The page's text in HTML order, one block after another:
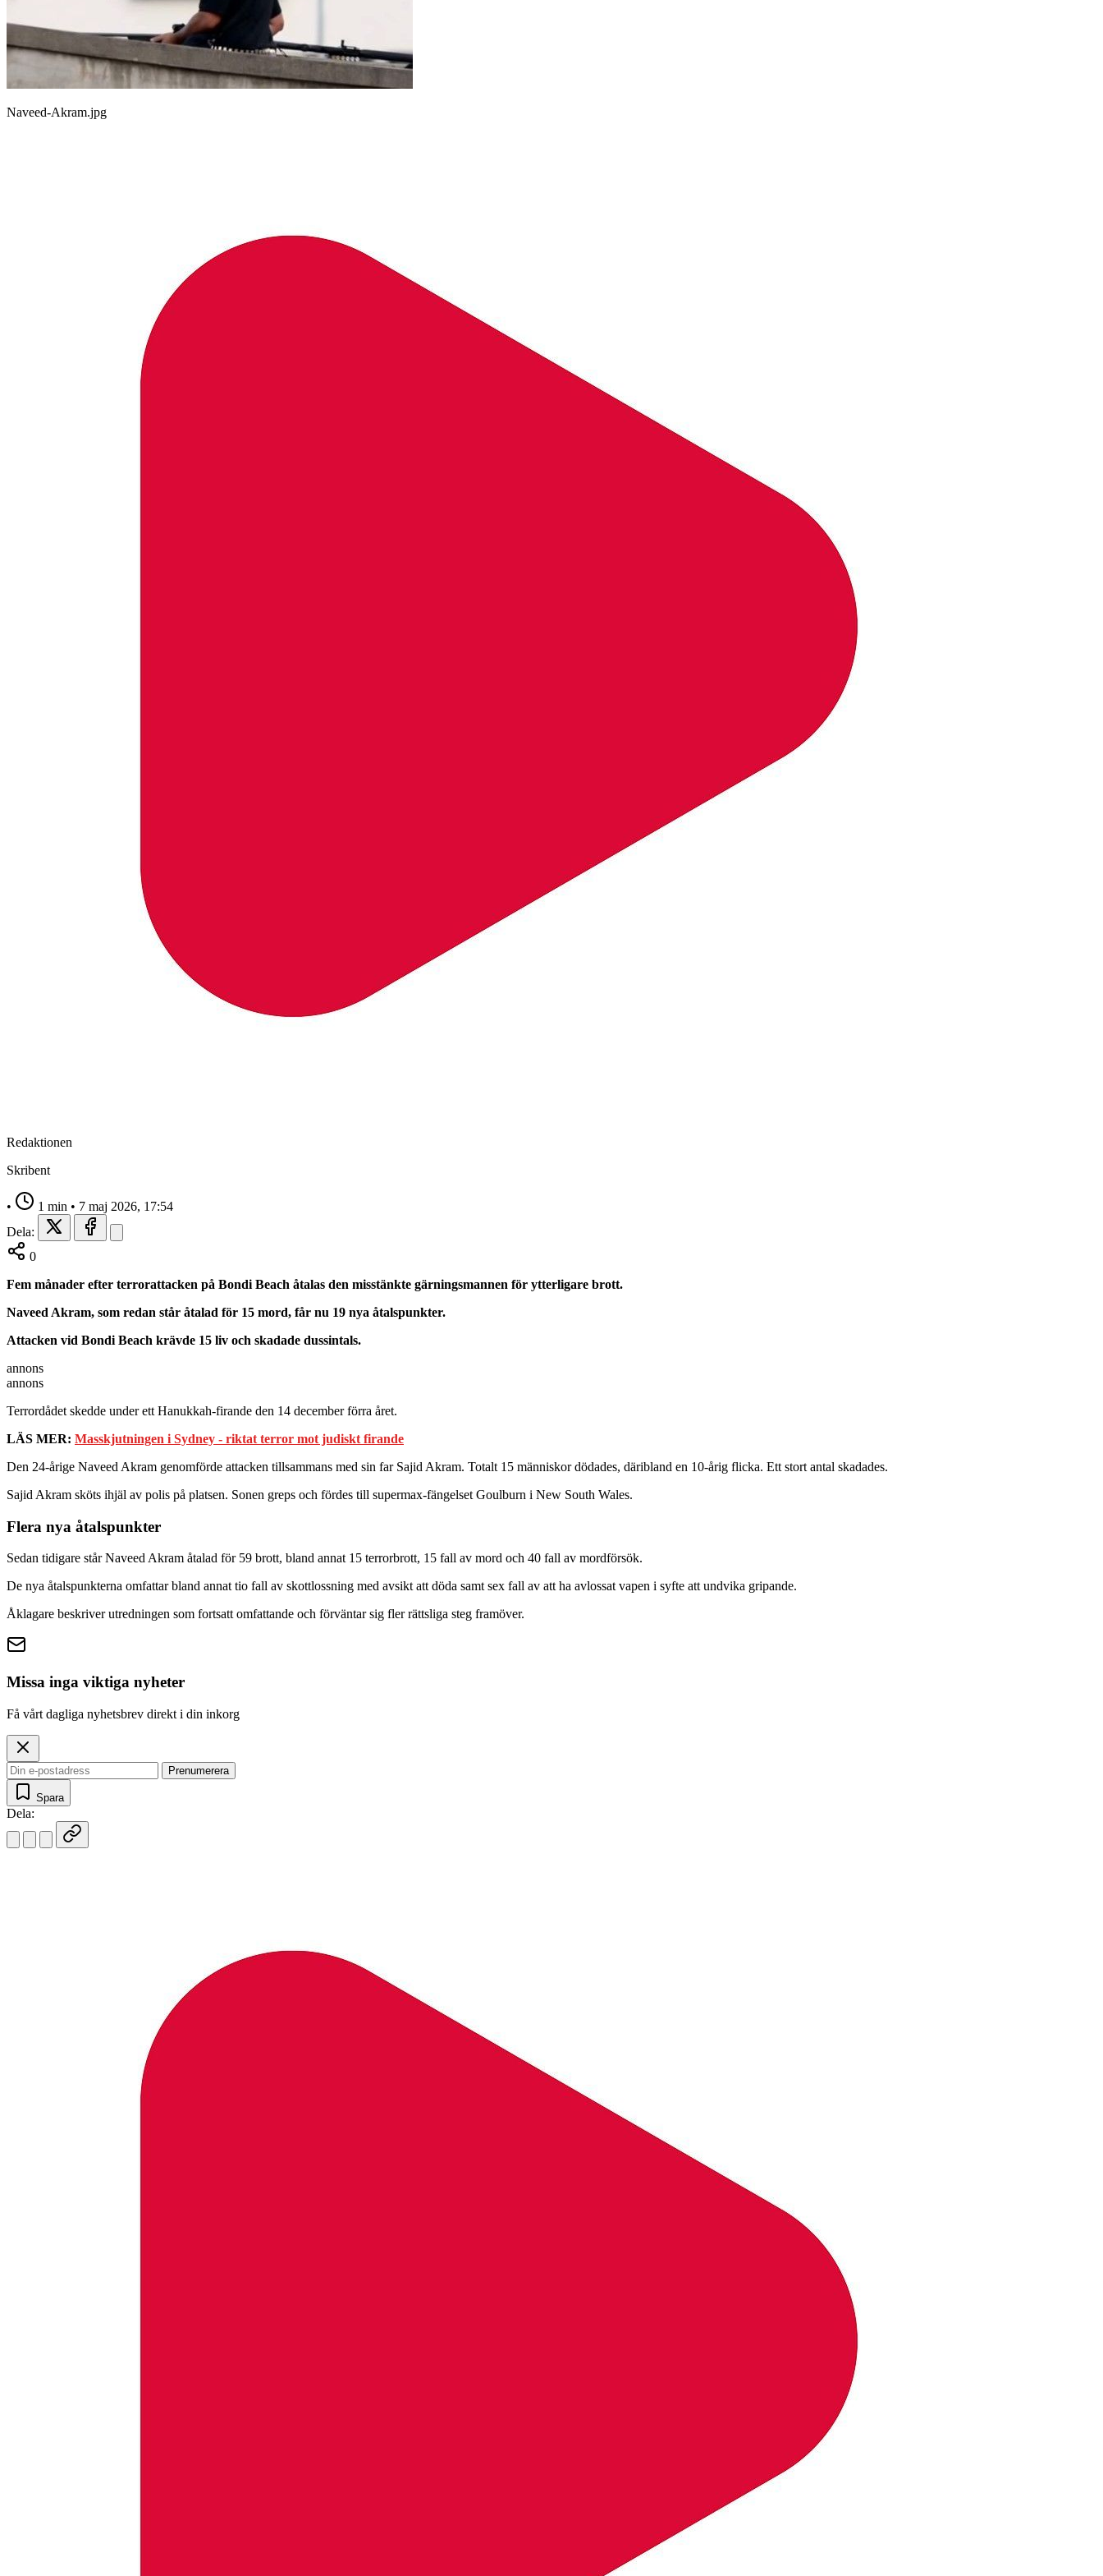
Naveed-Akram.jpg
Redaktionen
Skribent
• 1 min • 7 maj 2026, 17:54
Dela:
0
Fem månader efter terrorattacken på Bondi Beach åtalas den misstänkte gärningsmannen för ytterligare brott.
Naveed Akram, som redan står åtalad för 15 mord, får nu 19 nya åtalspunkter.
Attacken vid Bondi Beach krävde 15 liv och skadade dussintals.
annons
annons
Terrordådet skedde under ett Hanukkah-firande den 14 december förra året.
LÄS MER: Masskjutningen i Sydney - riktat terror mot judiskt firande
Den 24‑årige Naveed Akram genomförde attacken tillsammans med sin far Sajid Akram. Totalt 15 människor dödades, däribland en 10‑årig flicka. Ett stort antal skadades.
Sajid Akram sköts ihjäl av polis på platsen. Sonen greps och fördes till supermax-fängelset Goulburn i New South Wales.
Flera nya åtalspunkter
Sedan tidigare står Naveed Akram åtalad för 59 brott, bland annat 15 terrorbrott, 15 fall av mord och 40 fall av mordförsök.
De nya åtalspunkterna omfattar bland annat tio fall av skottlossning med avsikt att döda samt sex fall av att ha avlossat vapen i syfte att undvika gripande.
Åklagare beskriver utredningen som fortsatt omfattande och förväntar sig fler rättsliga steg framöver.
Missa inga viktiga nyheter
Få vårt dagliga nyhetsbrev direkt i din inkorg
Prenumerera
Spara
Dela: